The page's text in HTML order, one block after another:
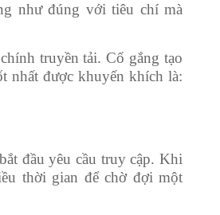
như đúng với tiêu chí mà
truyền tải. Cố gắng tạo
nhất được khuyến khích là:
đầu yêu cầu truy cập. Khi
thời gian để chờ đợi một